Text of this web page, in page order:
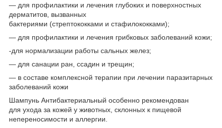
— для профилактики и лечения глубоких и поверхностных
дерматитов, вызванных
бактериями (стрептококками и стафилококками);
— для профилактики и лечения грибковых заболеваний кожи;
-для нормализации работы сальных желез;
— для санации ран, ссадин и трещин;
— в составе комплексной терапии при лечении паразитарных
заболеваний кожи
Шампунь Антибактериальный особенно рекомендован
для ухода за кожей у животных, склонных к пищевой
непереносимости и аллергии.